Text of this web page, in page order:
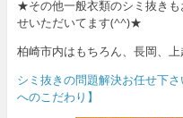
★その他一般衣類のシミ抜き
せいただいてます(^^)★
柏崎市内はもちろん、長岡、
シミ抜きの問題解決お任せ下
へのこだわり】